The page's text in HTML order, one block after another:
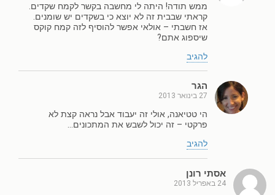
ממש תודה! היתה לי מחשבה בקשר לקמח שקדים.
קראתי שבבית זה לא יוצא כי בשקדים יש שומנים.
אז חשבתי – אולאי אפשר להוסיף לזה קמח קוקס
שיספוג אתם?
להגיב
הגר
27 בינואר 2013
הי טטיאנה, אולי זה יעבוד אבל נראה קצת לא
פרקטי – זה יכול לשבש את המתכונים…
להגיב
אסתי רונן
24 באפריל 2013